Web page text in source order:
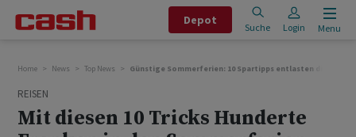
Depot
Suche Login Menu
Home News Top News Günstige Sommerferien: 10 Spartipps entlasten die
REISEN
Mit diesen 10 Tricks Hunderte